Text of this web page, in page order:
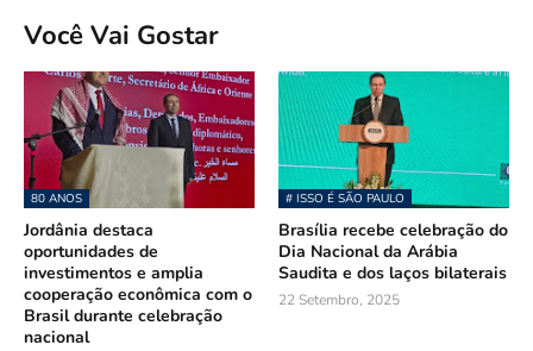
Você Vai Gostar
80 ANOS
Jordânia destaca
oportunidades de
investimentos e amplia
cooperação econômica com o
Brasil durante celebração
nacional
# ISSO É SÃO PAULO
Brasília recebe celebração do
Dia Nacional da Arábia
Saudita e dos laços bilaterais
22 Setembro, 2025